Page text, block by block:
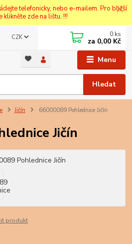
telefonicky, nebo e-mailem. Pro bližší
klikněte zde na lištu. !!!
Menu
CZK
Hledat
0 ks
za 0,00 Kč
Jičín 66000089 Pohlednice Jičín
Jičín
produkt